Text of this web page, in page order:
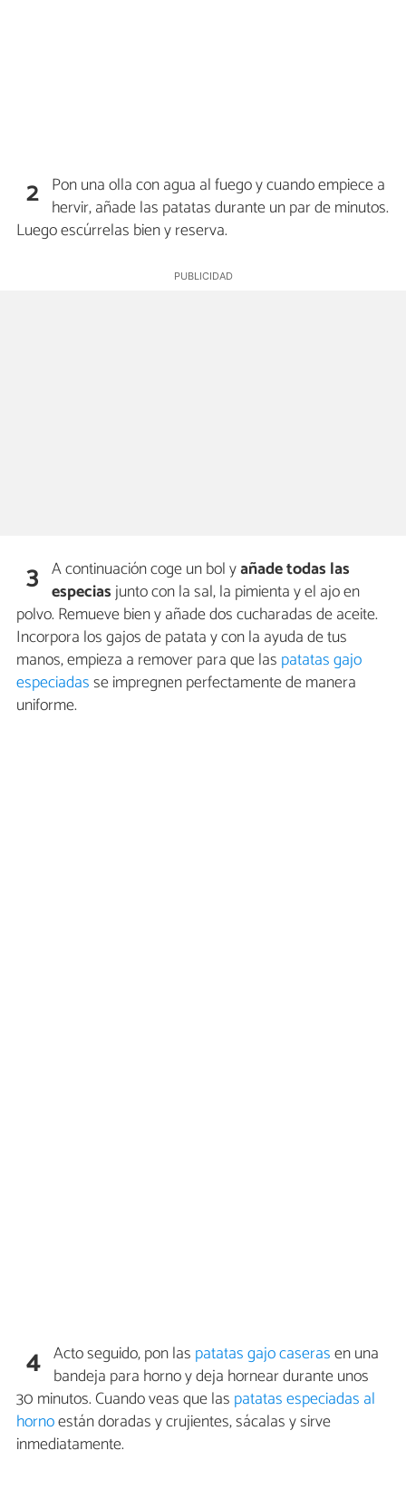
2 Pon una olla con agua al fuego y cuando empiece a
hervir, añade las patatas durante un par de minutos.
Luego escúrrelas bien y reserva.
3 A continuación coge un bol yañade todas las
especiasjunto con la sal, la pimienta y el ajo en
polvo. Remueve bien y añade dos cucharadas de aceite.
Incorpora los gajos de patata y con la ayuda de tus
manos, empieza a remover para que las patatas gajo
especiadasse impregnen perfectamente de manera
uniforme.
4 Acto seguido, pon las patatas gajo caserasen una
bandeja para horno y deja hornear durante unos
30 minutos. Cuando veas que las patatas especiadas al
hornoestán doradas y crujientes, sácalas y sirve
inmediatamente.